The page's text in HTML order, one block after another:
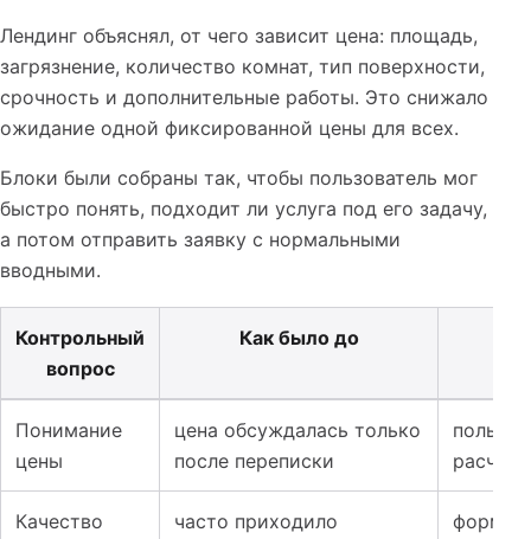
Лендинг объяснял, от чего зависит цена: площадь,
загрязнение, количество комнат, тип поверхности,
срочность и дополнительные работы. Это снижало
ожидание одной фиксированной цены для всех.
Блоки были собраны так, чтобы пользователь мог
быстро понять, подходит ли услуга под его задачу,
а потом отправить заявку с нормальными
вводными.
Контрольный
вопрос
Как было до
Понимание
цены
цена обсуждалась только
после переписки
Качество
часто приходило
форма